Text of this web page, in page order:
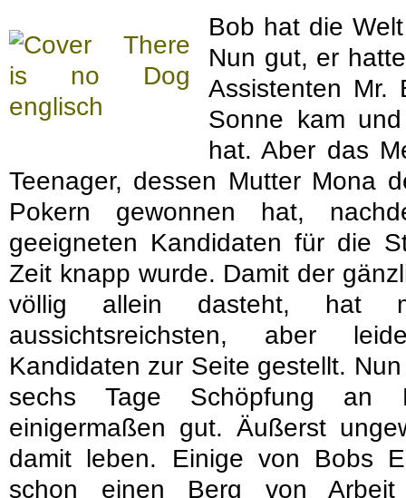
Bob hat die
Nun gut, er
Assistenten
Sonne kam
hat. Aber das
Teenager, dessen Mutter Mona
Pokern gewonnen hat,
geeigneten Kandidaten für die
Zeit knapp wurde. Damit der
völlig allein dasteht,
aussichtsreichsten, aber
Kandidaten zur Seite gestellt.
sechs Tage Schöpfung an
einigermaßen gut. Äußerst
damit leben. Einige von Bobs
schon einen Berg von Arbeit